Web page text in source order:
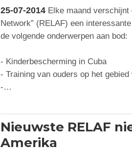
25-07-2014Elke maand verschijnt
Network” (RELAF) een
de volgende onderwerpen aan bod:
- Kinderbescherming in Cuba
- Training van ouders op het
-…
Nieuwste RELAF
Amerika